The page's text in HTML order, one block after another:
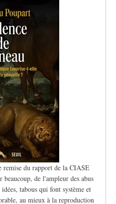
remise du rapport de la CIASE
beaucoup, de l'ampleur des abus
tabous qui font système et
au mieux à la reproduction